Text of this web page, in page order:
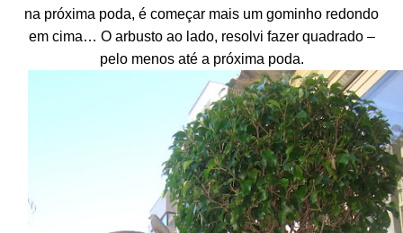
na próxima poda, é começar mais um gominho redondo
em cima… O arbusto ao lado, resolvi fazer quadrado –
pelo menos até a próxima poda.